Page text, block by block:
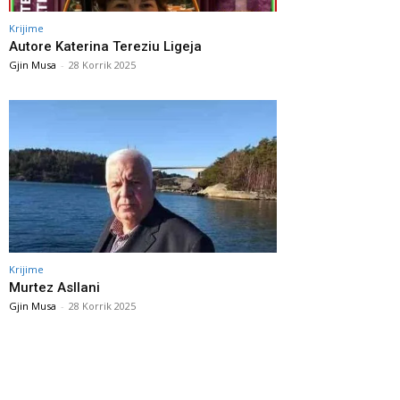
Krijime
Autore Katerina Tereziu Ligeja
Gjin Musa - 28 Korrik 2025
Krijime
Murtez Asllani
Gjin Musa - 28 Korrik 2025